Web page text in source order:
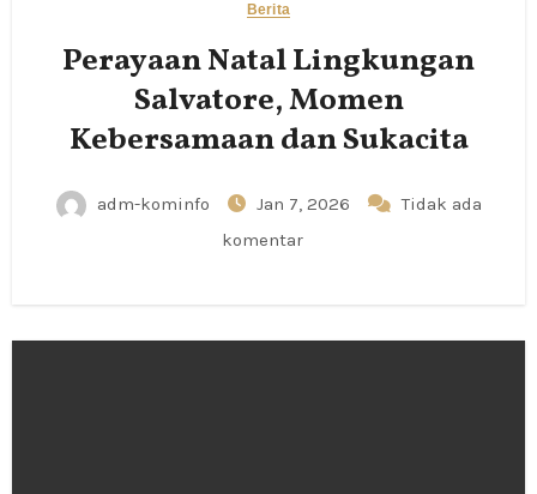
Berita
Perayaan Natal Lingkungan
Salvatore, Momen
Kebersamaan dan Sukacita
adm-kominfo Jan 7, 2026
Tidak ada
komentar